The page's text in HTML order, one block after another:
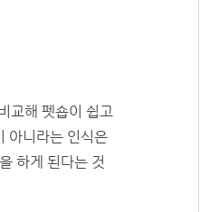
교해 펫숍이 쉽고
아니라는 인식은
하게 된다는 것